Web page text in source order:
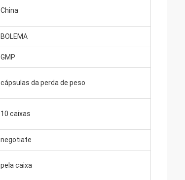
China
BOLEMA
GMP
cápsulas da perda de peso
10 caixas
negotiate
pela caixa